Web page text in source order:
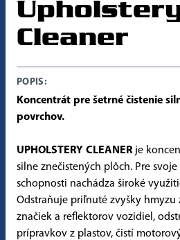
Cleaner
POPIS:
Koncentrát pre šetrné čistenie
povrchov.
UPHOLSTERY CLEANER je
silne znečistených plôch. Pre
schopnosti nachádza široké
Odstraňuje priľnuté zvyšky hmyzu
značiek a reflektorov vozidiel,
prípravkov z plastov, čistí